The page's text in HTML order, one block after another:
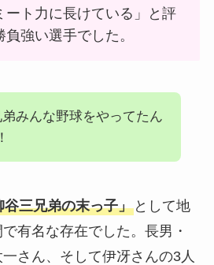
ート力に長けている」と評
強い選手でした。
みんな野球をやってたん
谷三兄弟の末っ子」として地
有名な存在でした。長男・
さん、そして伊冴さんの3人